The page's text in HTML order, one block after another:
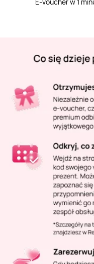
E-voucher w 1